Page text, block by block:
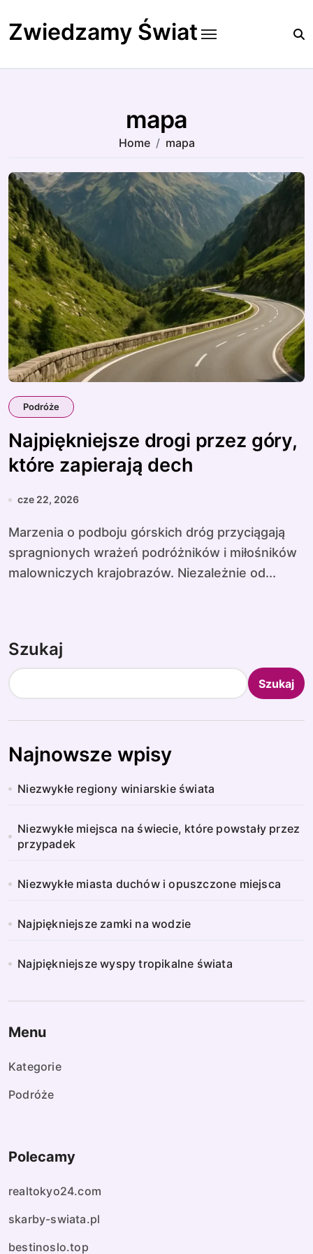
to
content
Zwiedzamy Świat
mapa
Home mapa
Podróże
Najpiękniejsze drogi przez góry,
które zapierają dech
cze 22, 2026
Marzenia o podboju górskich dróg przyciągają
spragnionych wrażeń podróżników i miłośników
malowniczych krajobrazów. Niezależnie od...
Szukaj
Szukaj
Najnowsze wpisy
Niezwykłe regiony winiarskie świata
Niezwykłe miejsca na świecie, które powstały przez
przypadek
Niezwykłe miasta duchów i opuszczone miejsca
Najpiękniejsze zamki na wodzie
Najpiękniejsze wyspy tropikalne świata
Menu
Kategorie
Podróże
Polecamy
realtokyo24.com
skarby-swiata.pl
bestinoslo.top